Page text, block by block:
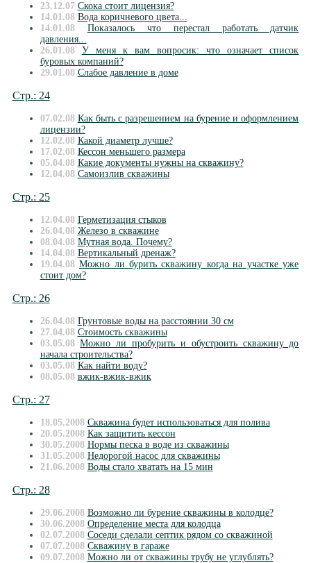
23.12.07 Скока стоит лицензия?
14.01.08 Вода коричневого цвета...
14.01.08
Показалось что перестал работать датчик
давления...
26.01.08
У меня к вам вопросик: что означает список
буровых компаний?
29.01.08 Слабое давление в доме
Стр.: 24
07.02.08 Как быть с разрешением на бурение и оформлением
лицензии?
12.02.08 Какой диаметр лучше?
17.02.08 Кессон меньшего размера
05.04.08 Какие документы нужны на скважину?
12.04.08 Самоизлив скважины
Стр.: 25
12.04.08 Герметизация стыков
26.04.08 Железо в скважине
08.04.08 Мутная вода. Почему?
14.04.08 Вертикальный дренаж?
19.04.08 Можно ли бурить скважину когда на участке уже
стоит дом?
Стр.: 26
26.04.08 Грунтовые воды на расстоянии 30 см
27.04.08 Стоимость скважины
03.05.08 Можно ли пробурить и обустроить скважину до
начала строительства?
03.05.08 Как найти воду?
08.05.08 вжик-вжик-вжик
Стр.: 27
18.05.2008 Скважина будет использоваться для полива
20.05.2008 Как защитить кессон
30.05.2008 Нормы песка в воде из скважины
31.05.2008 Недорогой насос для скважины
21.06.2008 Воды стало хватать на 15 мин
Стр.: 28
29.06.2008 Возможно ли бурение скважины в колодце?
30.06.2008 Определение места для колодца
02.07.2008 Cоседи сделали септик рядом со скважиной
07.07.2008 Скважину в гараже
09.07.2008 Можно ли от скважины трубу не углублять?